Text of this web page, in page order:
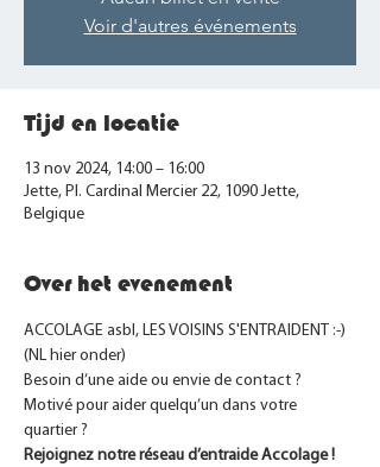
Voir d'autres événements
Tijd en locatie
13 nov 2024, 14:00 – 16:00
Jette, Pl. Cardinal Mercier 22, 1090 Jette,
Belgique
Over het evenement
ACCOLAGE asbl, LES VOISINS S'ENTRAIDENT :-)
(NL hier onder)
Besoin d’une aide ou envie de contact ?
Motivé pour aider quelqu’un dans votre
quartier ?
Rejoignez notre réseau d’entraide Accolage !